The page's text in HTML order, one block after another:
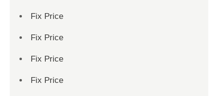
Fix Price
Fix Price
Fix Price
Fix Price